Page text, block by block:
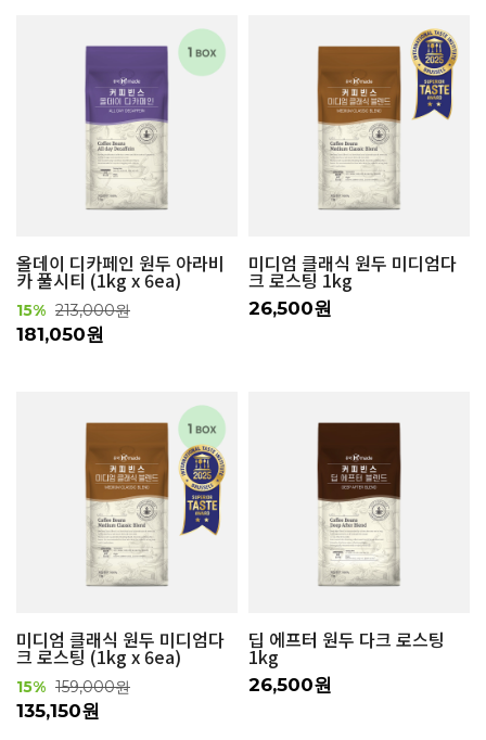
올데이 디카페인 원두 아라비
카 풀시티 (1kg x 6ea)
15% 213,000원
181,050원
미디엄 클래식 원두 미디엄다
크 로스팅 1kg
26,500원
미디엄 클래식 원두 미디엄다
크 로스팅 (1kg x 6ea)
15% 159,000원
135,150원
딥 에프터 원두 다크 로스팅
1kg
26,500원